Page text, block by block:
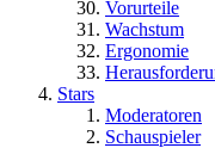
Vorurteile
Wachstum
Ergonomie
Stars
Moderatoren
Schauspieler